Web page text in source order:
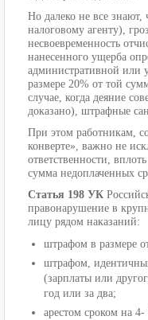
Но далеко не все знают,
налоговому агенту),
несвоевременность
нанесенного ущерба
административной или
размере 20% от той
случае, когда деяние
доказано), штрафные
При этом работникам,
конверте», важно не
ответственности,
сумма недоплаченных
Статья 198 УК
правонарушение в
лицу рядом наказаний:
штрафом в размере
штрафом,
(зарплаты или
год или за два;
арестом сроком на 4-